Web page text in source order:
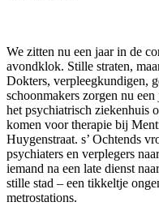
We zitten nu een jaar in de
avondklok. Stille straten,
Dokters, verpleegkundigen,
schoonmakers zorgen nu
het psychiatrisch ziekenhuis
komen voor therapie bij
Huygenstraat. s’ Ochtends
psychiaters en verplegers
iemand na een late dienst
stille stad – een tikkeltje
metrostations.